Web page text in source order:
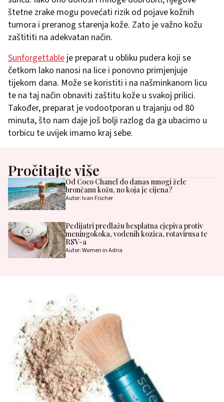
štetne zrake mogu povećati rizik od pojave kožnih
tumora i preranog starenja kože. Zato je važno kožu
zaštititi na adekvatan način.
Sunforgettable je preparat u obliku pudera koji se
četkom lako nanosi na lice i ponovno primjenjuje
tijekom dana. Može se koristiti i na našminkanom licu
te na taj način obnaviti zaštitu kože u svakoj prilici.
Također, preparat je vodootporan u trajanju od 80
minuta, što nam daje još bolji razlog da ga ubacimo u
torbicu te uvijek imamo kraj sebe.
Pročitajte više
Od Coco Chanel do danas mnogi žele
brončanu kožu, no koja je cijena?
Autor: Ivan Fischer
Pedijatri predlažu besplatna cjepiva protiv
meningokoka, vodenih kozica, rotavirusa te
RSV-a
Autor: Women in Adria